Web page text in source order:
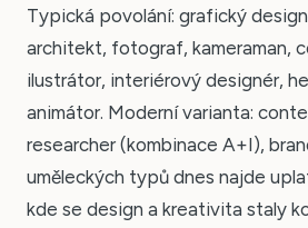
Typická povolání: grafický
architekt, fotograf, kameraman,
ilustrátor, interiérový designér,
animátor. Moderní varianta:
researcher (kombinace A+I),
uměleckých typů dnes najde
kde se design a kreativita staly